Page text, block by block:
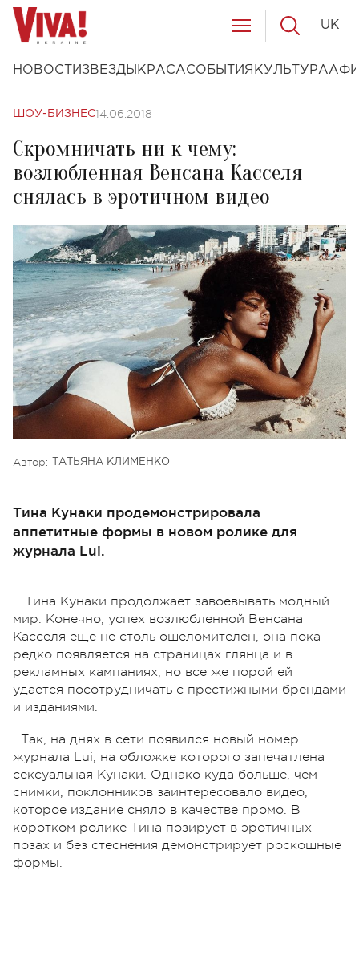
НОВОСТИ ЗВЕЗДЫ КРАСАСОБЫТИЯ КУЛЬТУРА
UK
ШОУ-БИЗНЕС14.06.2018
Скромничать ни к чему:
возлюбленная Венсана Касселя
снялась в эротичном видео
Автор: ТАТЬЯНА КЛИМЕНКО
Тина Кунаки продемонстрировала
аппетитные формы в новом ролике для
журнала Lui.
Тина Кунаки продолжает завоевывать модный
мир. Конечно, успех возлюбленной Венсана
Касселя еще не столь ошеломителен, она пока
редко появляется на страницах глянца и в
рекламных кампаниях, но все же порой ей
удается посотрудничать с престижными брендами
и изданиями.
Так, на днях в сети появился новый номер
журнала Lui, на обложке которого запечатлена
сексуальная Кунаки. Однако куда больше, чем
снимки, поклонников заинтересовало видео,
которое издание сняло в качестве промо. В
коротком ролике Тина позирует в эротичных
позах и без стеснения демонстрирует роскошные
формы.